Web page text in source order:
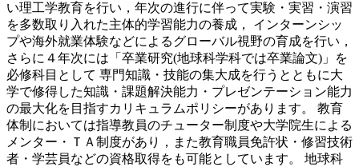
い理工学教育を行い，年次の進行に伴って実験・実習・演習
を多数取り入れた主体的学習能力の養成， インターンシッ
プや海外就業体験などによるグローバル視野の育成を行い，
さらに４年次には「卒業研究(地球科学科では卒業論文)」を
必修科目として 専門知識・技能の集大成を行うとともに大
学で修得した知識・課題解決能力・プレゼンテーション能力
の最大化を目指すカリキュラムポリシーがあります。 教育
体制においては指導教員のチューター制度や大学院生による
メンター・ＴＡ制度があり，また教育職員免許状・修習技術
者・学芸員などの資格取得をも可能としています。 地球科